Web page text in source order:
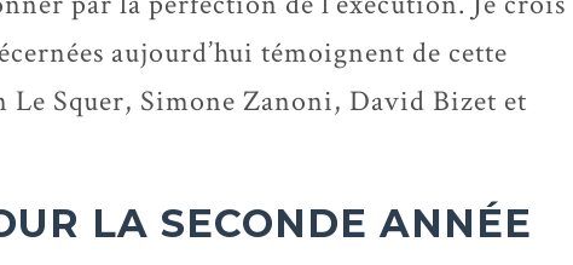
aujourd’hui témoignent de cette
Le Squer, Simone Zanoni, David Bizet et
LA SECONDE ANNÉE